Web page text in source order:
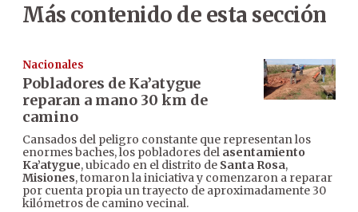
Más contenido de esta sección
Nacionales
Pobladores de Ka’atygue
reparan a mano 30 km de
camino
Cansados del peligro constante que representan los
enormes baches, los pobladores del asentamiento
Ka’atygue, ubicado en el distrito de Santa Rosa,
Misiones, tomaron la iniciativa y comenzaron a reparar
por cuenta propia un trayecto de aproximadamente 30
kilómetros de camino vecinal.